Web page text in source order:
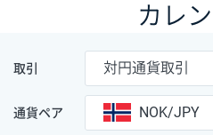
カレ
取引 対円通貨取引
通貨ペア NOK/JPY